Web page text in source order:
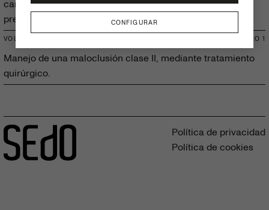
caninos ectópicos mediante extracciones de primeros
premolares.
Manejo de una maloclusión clase II, mediante tratamiento
quirúrgico.
VOLUMEN 61 NÚMERO 1
Política de privacidad
Política de cookies
CONFIGURAR